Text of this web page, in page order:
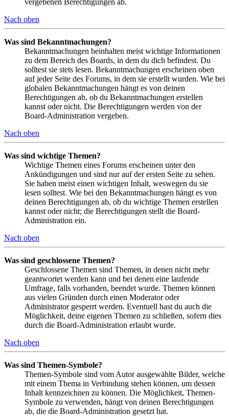
Nach oben
Was sind Bekanntmachungen?
Bekanntmachungen beinhalten meist wichtige Informationen
zu dem Bereich des Boards, in dem du dich befindest. Du
solltest sie stets lesen. Bekanntmachungen erscheinen oben
auf jeder Seite des Forums, in dem sie erstellt wurden. Wie bei
globalen Bekanntmachungen hängt es von deinen
Berechtigungen ab, ob du Bekanntmachungen erstellen
kannst oder nicht. Die Berechtigungen werden von der
Board-Administration vergeben.
Nach oben
Was sind wichtige Themen?
Wichtige Themen eines Forums erscheinen unter den
Ankündigungen und sind nur auf der ersten Seite zu sehen.
Sie haben meist einen wichtigen Inhalt, weswegen du sie
lesen solltest. Wie bei den Bekanntmachungen hängt es von
deinen Berechtigungen ab, ob du wichtige Themen erstellen
kannst oder nicht; die Berechtigungen stellt die Board-
Administration ein.
Nach oben
Was sind geschlossene Themen?
Geschlossene Themen sind Themen, in denen nicht mehr
geantwortet werden kann und bei denen eine laufende
Umfrage, falls vorhanden, beendet wurde. Themen können
aus vielen Gründen durch einen Moderator oder
Administrator gesperrt werden. Eventuell hast du auch die
Möglichkeit, deine eigenen Themen zu schließen, sofern dies
durch die Board-Administration erlaubt wurde.
Nach oben
Was sind Themen-Symbole?
Themen-Symbole sind vom Autor ausgewählte Bilder, welche
mit einem Thema in Verbindung stehen können, um dessen
Inhalt kennzeichnen zu können. Die Möglichkeit, Themen-
Symbole zu verwenden, hängt von deinen Berechtigungen
ab, die die Board-Administration gesetzt hat.